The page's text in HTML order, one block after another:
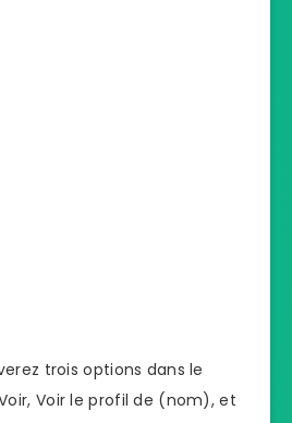
trois options dans le
Voir le profil de (nom), et